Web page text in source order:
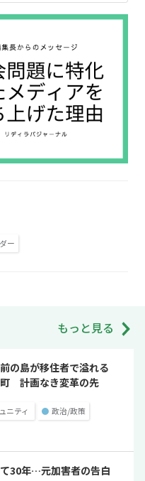
ー
もっと見る
の島が移住者で溢れる
計画なき変革の先
ニティ ● 政治/政策
30年…元加害者の告白